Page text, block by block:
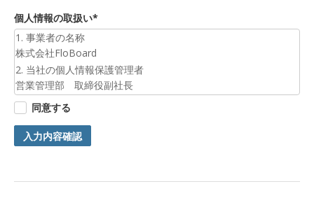
個人情報の取扱い*
1. 事業者の名称
株式会社FloBoard
2. 当社の個人情報保護管理者
営業管理部 取締役副社長
3. 個人情報の利用目的
お預かりした個人情報は、お問合せへの対応のために利用いた
します。
4. 第三者提供について
ご入力頂く個人情報は第三者に提供しません。
同意する
入力内容確認